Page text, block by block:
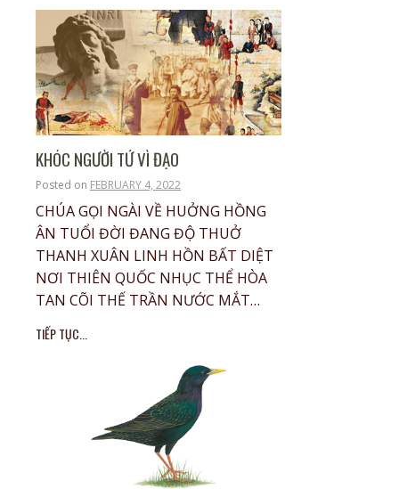
KHÓC NGƯỜI TỬ VÌ ĐẠO
Posted on FEBRUARY 4, 2022
CHÚA GỌI NGÀI VỀ HUỞNG HỒNG
ÂN TUỔI ĐỜI ĐANG ĐỘ THUỞ
THANH XUÂN LINH HỒN BẤT DIỆT
NƠI THIÊN QUỐC NHỤC THỂ HÒA
TAN CÕI THẾ TRẦN NƯỚC MẮT…
TIẾP TỤC...